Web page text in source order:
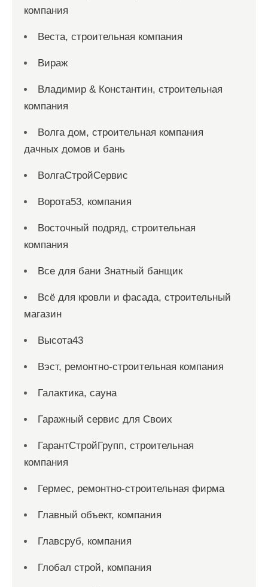
компания
Веста, строительная компания
Вираж
Владимир & Константин, строительная
компания
Волга дом, строительная компания
дачных домов и бань
ВолгаСтройСервис
Ворота53, компания
Восточный подряд, строительная
компания
Все для бани Знатный банщик
Всё для кровли и фасада, строительный
магазин
Высота43
Вэст, ремонтно-строительная компания
Галактика, сауна
Гаражный сервис для Своих
ГарантСтройГрупп, строительная
компания
Гермес, ремонтно-строительная фирма
Главный объект, компания
Главсруб, компания
Глобал строй, компания